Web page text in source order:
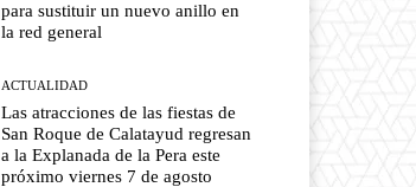
para sustituir un nuevo anillo en
la red general
ACTUALIDAD
Las atracciones de las fiestas de
San Roque de Calatayud regresan
a la Explanada de la Pera este
próximo viernes 7 de agosto